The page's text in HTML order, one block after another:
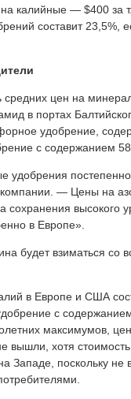
калийные — $400
составит
цен на
в портах
удобрение,
с содержанием
— Цены на
сохранения высокого
в Европе».
будет взиматься со
в Европе и США
с
максимумов,
вышли, хотя
Западе, поскольку